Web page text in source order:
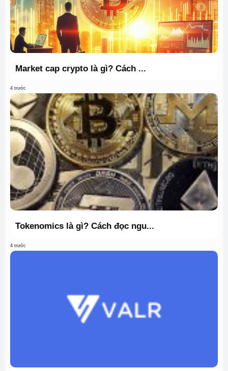
Market cap crypto là gì? Cách ...
4 trước
Tokenomics là gì? Cách đọc ngu...
4 trước